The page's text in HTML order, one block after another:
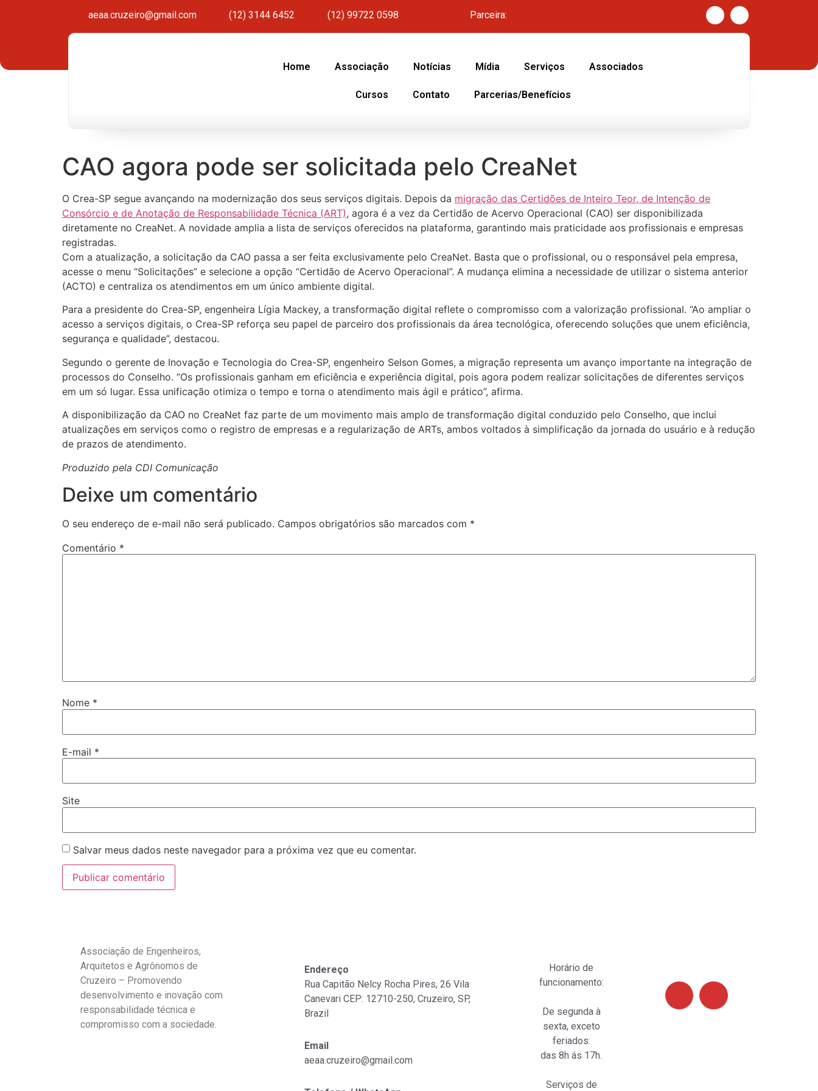
aeaa.cruzeiro@gmail.com (12) 3144 6452 (12) 99722 0598 Parceira:
Home Associação Notícias Mídia Serviços Associados
Cursos Contato Parcerias/Benefícios
CAO agora pode ser solicitada pelo CreaNet
O Crea-SP segue avançando na modernização dos seus serviços digitais. Depois da migração das Certidões de Inteiro Teor, de Intenção de
Consórcio e de Anotação de Responsabilidade Técnica (ART), agora é a vez da Certidão de Acervo Operacional (CAO) ser disponibilizada
diretamente no CreaNet. A novidade amplia a lista de serviços oferecidos na plataforma, garantindo mais praticidade aos profissionais e empresas
registradas.
Com a atualização, a solicitação da CAO passa a ser feita exclusivamente pelo CreaNet. Basta que o profissional, ou o responsável pela empresa,
acesse o menu “Solicitações” e selecione a opção “Certidão de Acervo Operacional”. A mudança elimina a necessidade de utilizar o sistema anterior
(ACTO) e centraliza os atendimentos em um único ambiente digital.
Para a presidente do Crea-SP, engenheira Lígia Mackey, a transformação digital reflete o compromisso com a valorização profissional. “Ao ampliar o
acesso a serviços digitais, o Crea-SP reforça seu papel de parceiro dos profissionais da área tecnológica, oferecendo soluções que unem eficiência,
segurança e qualidade”, destacou.
Segundo o gerente de Inovação e Tecnologia do Crea-SP, engenheiro Selson Gomes, a migração representa um avanço importante na integração de
processos do Conselho. “Os profissionais ganham em eficiência e experiência digital, pois agora podem realizar solicitações de diferentes serviços
em um só lugar. Essa unificação otimiza o tempo e torna o atendimento mais ágil e prático”, afirma.
A disponibilização da CAO no CreaNet faz parte de um movimento mais amplo de transformação digital conduzido pelo Conselho, que inclui
atualizações em serviços como o registro de empresas e a regularização de ARTs, ambos voltados à simplificação da jornada do usuário e à redução
de prazos de atendimento.
Produzido pela CDI Comunicação
Deixe um comentário
O seu endereço de e-mail não será publicado. Campos obrigatórios são marcados com *
Comentário *
Nome *
E-mail *
Site
Salvar meus dados neste navegador para a próxima vez que eu comentar.
Associação de Engenheiros,
Arquitetos e Agrônomos de
Cruzeiro – Promovendo
desenvolvimento e inovação com
responsabilidade técnica e
compromisso com a sociedade.
Endereço
Rua Capitão Nelcy Rocha Pires, 26 Vila
Canevari CEP: 12710-250, Cruzeiro, SP,
Brazil
Email
aeaa.cruzeiro@gmail.com
Horário de
funcionamento:
De segunda à
sexta, exceto
feriados:
das 8h ás 17h.
Serviços de